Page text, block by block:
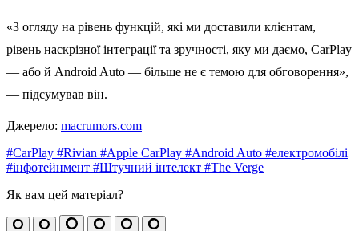
«З огляду на рівень функцій, які ми доставили клієнтам,
рівень наскрізної інтеграції та зручності, яку ми даємо, CarPlay
— або й Android Auto — більше не є темою для обговорення»,
— підсумував він.
Джерело: macrumors.com
#CarPlay #Rivian #Apple CarPlay #Android Auto #електромобілі
#інфотейнмент #Штучний інтелект #The Verge
Як вам цей матеріал?